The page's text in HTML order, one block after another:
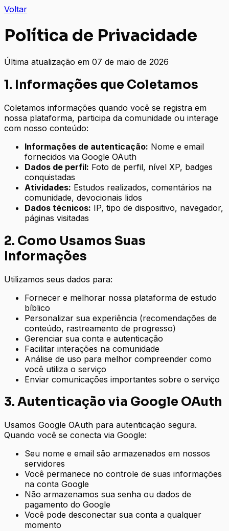
Voltar
Política de Privacidade
Última atualização em 07 de maio de 2026
1. Informações que Coletamos
Coletamos informações quando você se registra em
nossa plataforma, participa da comunidade ou interage
com nosso conteúdo:
Informações de autenticação: Nome e email
fornecidos via Google OAuth
Dados de perfil: Foto de perfil, nível XP, badges
conquistadas
Atividades: Estudos realizados, comentários na
comunidade, devocionais lidos
Dados técnicos: IP, tipo de dispositivo, navegador,
páginas visitadas
2. Como Usamos Suas
Informações
Utilizamos seus dados para:
Fornecer e melhorar nossa plataforma de estudo
bíblico
Personalizar sua experiência (recomendações de
conteúdo, rastreamento de progresso)
Gerenciar sua conta e autenticação
Facilitar interações na comunidade
Análise de uso para melhor compreender como
você utiliza o serviço
Enviar comunicações importantes sobre o serviço
3. Autenticação via Google OAuth
Usamos Google OAuth para autenticação segura.
Quando você se conecta via Google:
Seu nome e email são armazenados em nossos
servidores
Você permanece no controle de suas informações
na conta Google
Não armazenamos sua senha ou dados de
pagamento do Google
Você pode desconectar sua conta a qualquer
momento